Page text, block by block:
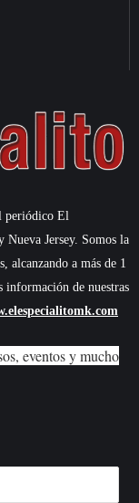
periódico El
Jersey. Somos la
alcanzando a más de 1
información de nuestras
eventos y mucho